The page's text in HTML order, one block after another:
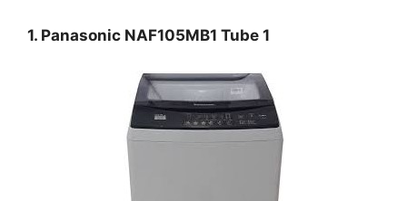
1. Panasonic NAF105MB1 Tube 1